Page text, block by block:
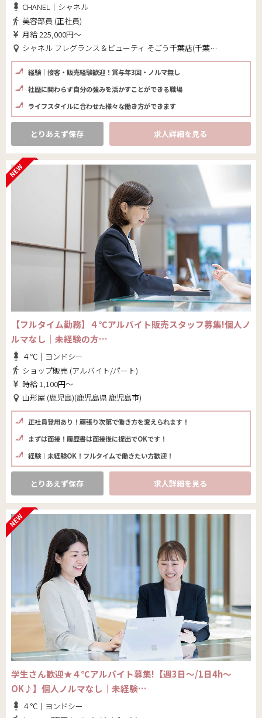
CHANEL｜シャネル
美容部員 (正社員)
月給 225,000円～
シャネル フレグランス＆ビューティ そごう千葉店(千葉県 千葉市中央区)
経験｜接客・販売経験歓迎！賞与年3回・ノルマ無し
社歴に関わらず自分の強みを活かすことができる職場
ライフスタイルに合わせた様々な働き方ができます
とりあえず保存 求人詳細を見る
【フルタイム勤務】４℃アルバイト販売スタッフ募集!個人ノ
ルマなし｜未経験の方…
４℃｜ヨンドシー
ショップ販売 (アルバイト/パート)
時給 1,100円～
山形屋 (鹿児島)(鹿児島県 鹿児島市)
正社員登用あり！頑張り次第で働き方を変えられます！
まずは面接！履歴書は面接後に提出でOKです！
経験｜未経験OK！フルタイムで働きたい方歓迎！
とりあえず保存 求人詳細を見る
学生さん歓迎★４℃アルバイト募集!【週3日～/1日4h～
OK♪】個人ノルマなし｜未経験…
４℃｜ヨンドシー